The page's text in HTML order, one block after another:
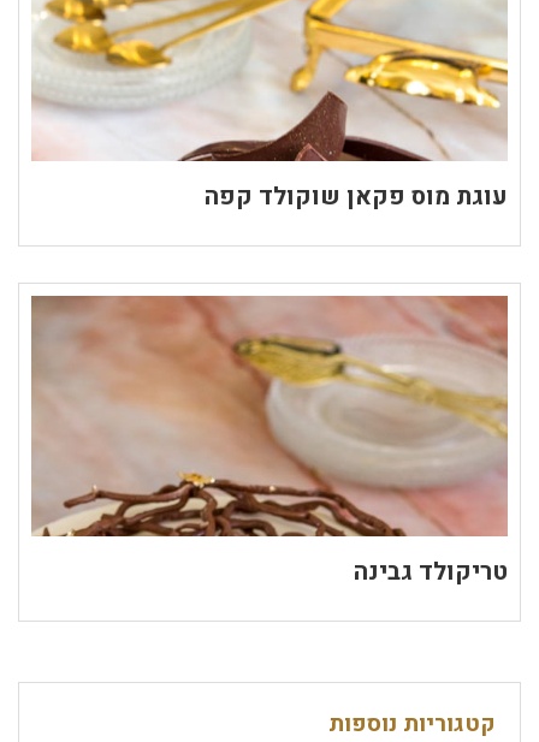
עוגת מוס פקאן שוקולד קפה
טריקולד גבינה
קטגוריות נוספות